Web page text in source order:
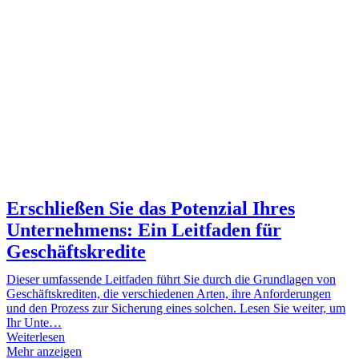
Erschließen Sie das Potenzial Ihres
Unternehmens: Ein Leitfaden für
Geschäftskredite
Dieser umfassende Leitfaden führt Sie durch die Grundlagen von
Geschäftskrediten, die verschiedenen Arten, ihre Anforderungen
und den Prozess zur Sicherung eines solchen. Lesen Sie weiter, um
Ihr Unte…
Weiterlesen
Mehr anzeigen